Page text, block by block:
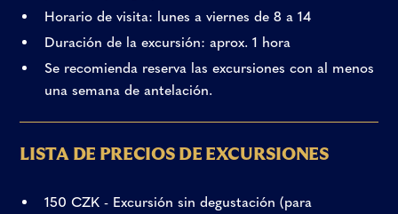
Horario de visita: lunes a viernes de 8 a 14
Duración de la excursión: aprox. 1 hora
Se recomienda reserva las excursiones con al menos
una semana de antelación.
LISTA DE PRECIOS DE EXCURSIONES
150 CZK - Excursión sin degustación (para